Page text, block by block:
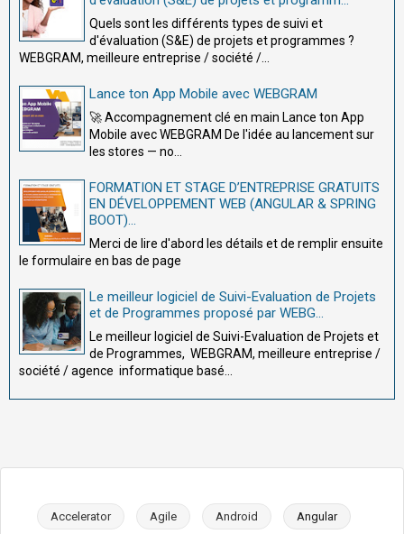
Quels sont les différents types de suivi et
d'évaluation (S&E) de projets et programmes ?
WEBGRAM, meilleure entreprise / société /...
Lance ton App Mobile avec WEBGRAM
🚀 Accompagnement clé en main Lance ton App
Mobile avec WEBGRAM De l'idée au lancement sur
les stores — no...
FORMATION ET STAGE D’ENTREPRISE GRATUITS
EN DÉVELOPPEMENT WEB (ANGULAR & SPRING
BOOT)...
Merci de lire d'abord les détails et de remplir ensuite
le formulaire en bas de page
Le meilleur logiciel de Suivi-Evaluation de Projets
et de Programmes proposé par WEBG...
Le meilleur logiciel de Suivi-Evaluation de Projets et
de Programmes, WEBGRAM, meilleure entreprise /
société / agence informatique basé...
Accelerator Agile Android Angular